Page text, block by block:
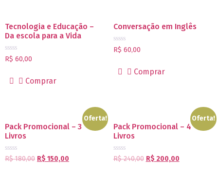
Tecnologia e Educação –
Da escola para a Vida
Avaliação
R$ 60,00
Comprar
Conversação em Inglês
Avaliação
R$ 60,00
Comprar
Oferta!
Pack Promocional – 3
Livros
Avaliação
R$180,00 R$ 150,00
Oferta!
Pack Promocional – 4
Livros
Avaliação
R$240,00 R$ 200,00